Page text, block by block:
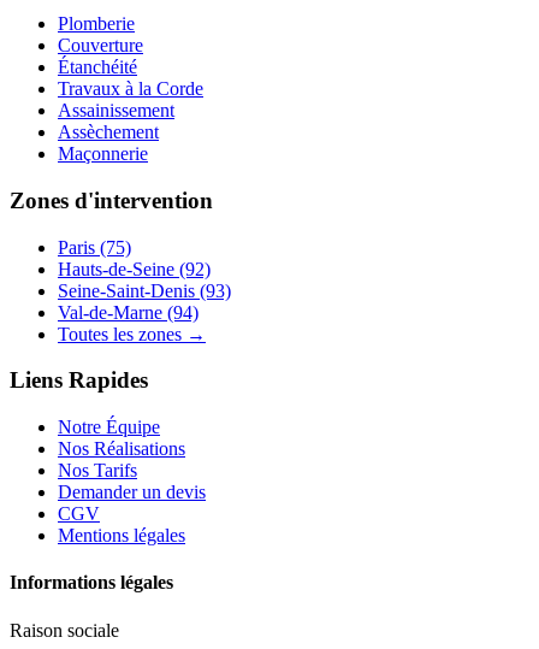
Plomberie
Couverture
Étanchéité
Travaux à la Corde
Assainissement
Assèchement
Maçonnerie
Zones d'intervention
Paris (75)
Hauts-de-Seine (92)
Seine-Saint-Denis (93)
Val-de-Marne (94)
Toutes les zones →
Liens Rapides
Notre Équipe
Nos Réalisations
Nos Tarifs
Demander un devis
CGV
Mentions légales
Informations légales
Raison sociale